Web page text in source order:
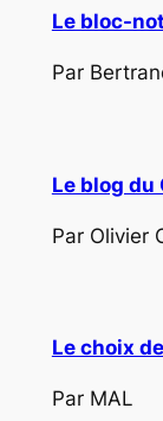
Le bloc-
Par
Le blog du
Par Olivier
Le choix
Par MAL